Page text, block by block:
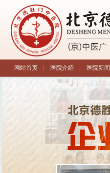
网站首页 医院介绍 医院新闻
第三届全国中医疑难病诊疗